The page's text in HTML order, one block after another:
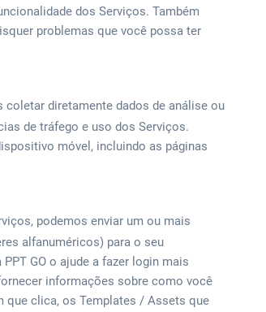
dos Serviços. Também
problemas que você possa ter
coletar diretamente dados de análise ou
de tráfego e uso dos Serviços.
móvel, incluindo as páginas
podemos enviar um ou mais
alfanuméricos) para o seu
GO o ajude a fazer login mais
informações sobre como você
que clica, os Templates / Assets que